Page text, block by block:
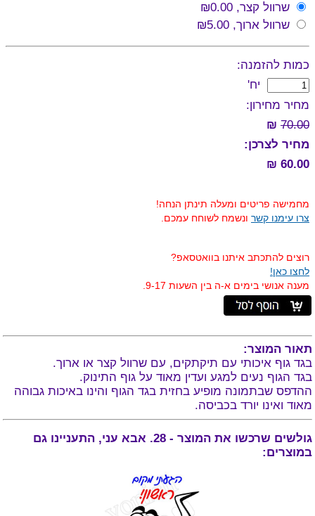
שרוול קצר, ₪0.00
שרוול ארוך, ₪5.00
כמות להזמנה:
יח'
מחיר מחירון:
70.00
₪
מחיר לצרכן:
60.00 ₪
מחמישה פריטים ומעלה תינתן הנחה!
צרו עימנו קשר ונשמח לשוחח עמכם.
רוצים להתכתב איתנו בוואטסאפ?
לחצו כאן!
מענה אנושי בימים א-ה בין השעות 9-17.
תאור המוצר:
בגד גוף איכותי עם תיקתקים, עם שרוול קצר או ארוך.
בגד הגוף נעים למגע ועדין מאוד על גוף התינוק.
ההדפס שבתמונה מופיע בחזית בגד הגוף והינו באיכות גבוהה
מאוד ואינו יורד בכביסה.
גולשים שרכשו את המוצר - 28. אבא עני, התעניינו גם
במוצרים: